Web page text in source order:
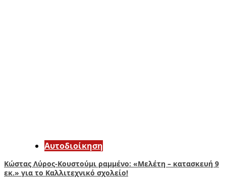
Αυτοδιοίκηση
Κώστας Λύρος-Κουστούμι ραμμένο: «Μελέτη – κατασκευή 9
εκ.» για το Καλλιτεχνικό σχολείο!